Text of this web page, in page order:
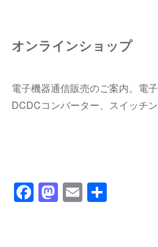
オンラインショップ
電子機器通信販売のご案内。電
DCDCコンバーター、スイッチ
F
a
M
a
E
m